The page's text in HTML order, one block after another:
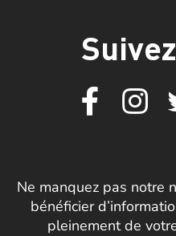
Ne manquez pas notre
bénéficier
pleinement de